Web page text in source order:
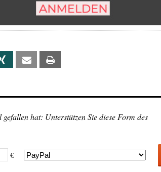
Xing Email
hat: Unterstützen Sie diese Form des
€